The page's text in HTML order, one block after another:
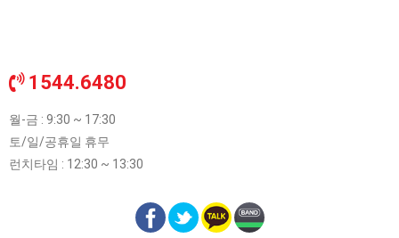
1544.6480
월-금 : 9:30 ~ 17:30
토/일/공휴일 휴무
런치타임 : 12:30 ~ 13:30